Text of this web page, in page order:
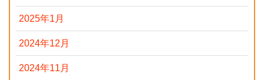
2025年1月
2024年12月
2024年11月